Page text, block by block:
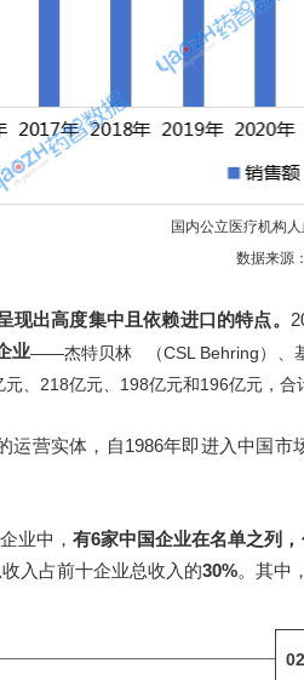
国内公立医疗机构
数据来源
现出高度集中且依赖进口的特点。
业——杰特贝林
（CSL Behring）
、218亿元、198亿元和196亿元，合
运营实体，自1986年即进入中国
业中，有6家中国企业在名单之列
入占前十企业总收入的30%。其中
02